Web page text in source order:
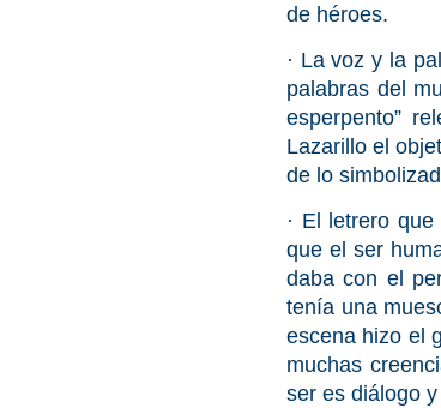
de héroes.
· La voz y la
palabras del
esperpento”
Lazarillo el
de lo
· El letrero que
que el ser
daba con el
tenía una
escena hizo el
muchas
ser es diálogo